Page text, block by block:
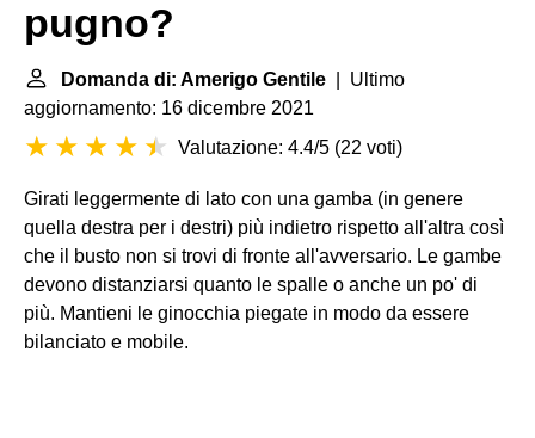
pugno?
Domanda di: Amerigo Gentile | Ultimo
aggiornamento: 16 dicembre 2021
Valutazione: 4.4/5 (22 voti)
Girati leggermente di lato con una gamba (in genere
quella destra per i destri) più indietro rispetto all'altra così
che il busto non si trovi di fronte all'avversario. Le gambe
devono distanziarsi quanto le spalle o anche un po' di
più. Mantieni le ginocchia piegate in modo da essere
bilanciato e mobile.